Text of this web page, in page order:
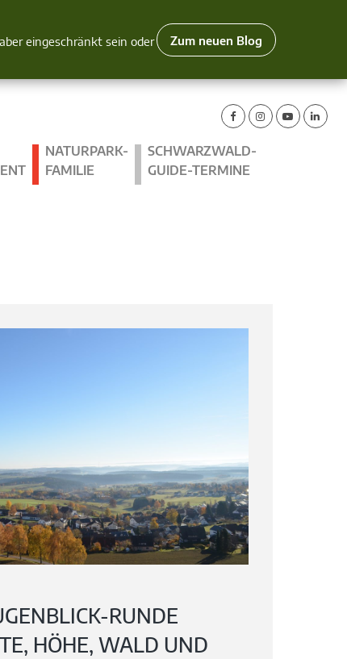
eingeschränkt sein oder
Zum neuen Blog
NATURPARK-
FAMILIE
SCHWARZWALD-
GUIDE-TERMINE
RUNDE
HÖHE, WALD UND W